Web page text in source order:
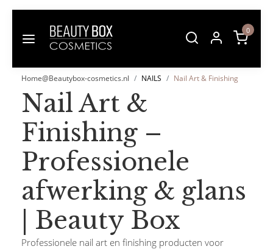
0
Home@Beautybox-cosmetics.nl NAILS Nail Art & Finishing
Nail Art &
Finishing –
Professionele
afwerking & glans
| Beauty Box
Professionele nail art en finishing producten voor